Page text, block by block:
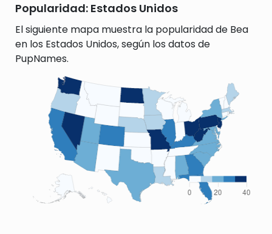
Popularidad: Estados Unidos
El siguiente mapa muestra la popularidad de Bea
en los Estados Unidos, según los datos de
PupNames.